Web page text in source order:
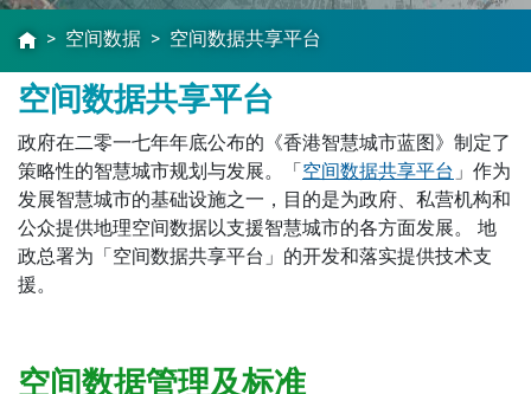
空间数据 空间数据共享平台
空间数据共享平台
政府在二零一七年年底公布的《香港智慧城市蓝图》制定了
策略性的智慧城市规划与发展。「空间数据共享平台」作为
发展智慧城市的基础设施之一，目的是为政府、私营机构和
公众提供地理空间数据以支援智慧城市的各方面发展。 地
政总署为「空间数据共享平台」的开发和落实提供技术支
援。
空间数据管理及标准